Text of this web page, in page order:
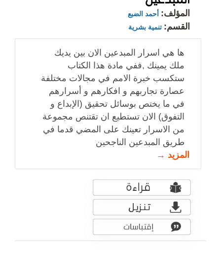
المؤلف: أحمد الضبع
القسم: تنمية بشرية
ها هي اسرار المبدعين الان بين يديك
ملك يمينك ,ففي مادة هذا الكتاب
ستكسب خبرة الامم في مجالات مختلفة
عصارة تجاربهم و افكارهم و أسرارهم
في ما يختص بوسائل تحقيق (الإبداع و
التفوق) الان تستطيع ان تقتنص مجموعة
من الاسرار تعينك على المضي قدما في
طريق المبدعين الناجحين
المزيد →